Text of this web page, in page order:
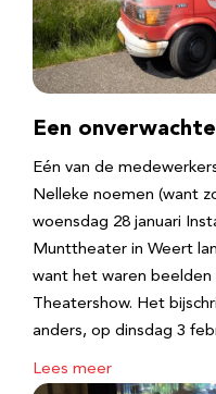
Een
Eén van de
Nelleke noemen (want
woensdag 28 januari
Munttheater in Weert
want het waren beelden
Theatershow. Het
anders, op dinsdag 3
Lees meer